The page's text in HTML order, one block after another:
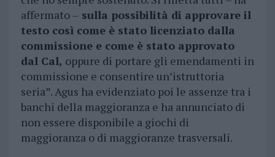
affermato – sulla possibilità di approvare il
testo così come è stato licenziato dalla
commissione e come è stato approvato
dal Cal, oppure di portare gli emendamenti in
commissione e consentire un’istruttoria
seria”. Agus ha evidenziato poi le assenze tra i
banchi della maggioranza e ha annunciato di
non essere disponibile a giochi di
maggioranza o di maggioranze trasversali.